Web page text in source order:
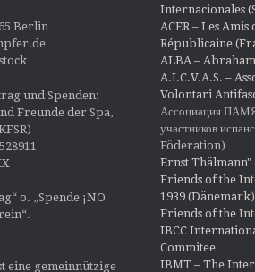
Berlin
und Spenden:
Freunde der Spa,
o. „Spende ¡NO
eine gemeinnützige
Internacionales
ACER – Les
Républicaine
ALBA –
A.I.C.V.A.S. –
Volontari
Ассоциация
участников
Föderation)
Ernst Thälmann"
Friends of the
1939 (Dänemark)
Friends of the
IBCC
Commitee
IBMT – The